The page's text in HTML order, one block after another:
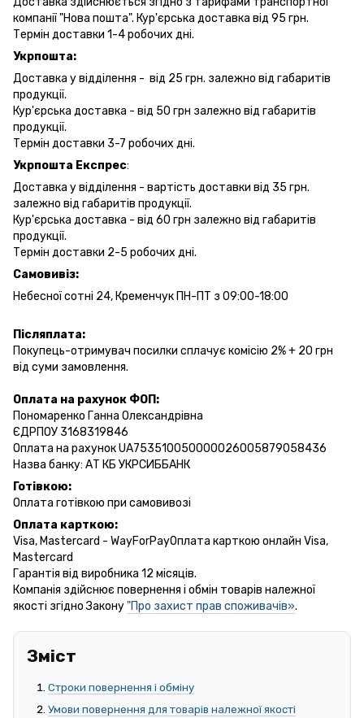
компанії "Нова пошта". Кур'єрська доставка від 95 грн.
Термін доставки 1-4 робочих дні.
Укрпошта:
Доставка у відділення - від 25 грн. залежно від габаритів
продукції.
Кур'єрська доставка - від 50 грн залежно від габаритів
продукції.
Термін доставки 3-7 робочих дні.
Укрпошта Експрес:
Доставка у відділення - вартість доставки від 35 грн.
залежно від габаритів продукції.
Кур'єрська доставка - від 60 грн залежно від габаритів
продукції.
Термін доставки 2-5 робочих дні.
Самовивіз:
Небесної сотні 24, Кременчук ПН-ПТ з 09:00-18:00
Післяплата:
Покупець-отримувач посилки сплачує комісію 2% + 20 грн
від суми замовлення.
Оплата на рахунок ФОП:
Пономаренко Ганна Олександрівна
ЄДРПОУ 3168319846
Оплата на рахунок UA753510050000026005879058436
Назва банку: АТ КБ УКРСИББАНК
Готівкою:
Оплата готівкою при самовивозі
Оплата карткою:
Visa, Mastercard - WayForPayОплата карткою онлайн Visa,
Mastercard
Гарантія від виробника 12 місяців.
Компанія здійснює повернення і обмін товарів належної
якості згідно Закону"Про захист прав споживачів».
Зміст
Строки повернення і обміну
Умови повернення для товарів належної якості